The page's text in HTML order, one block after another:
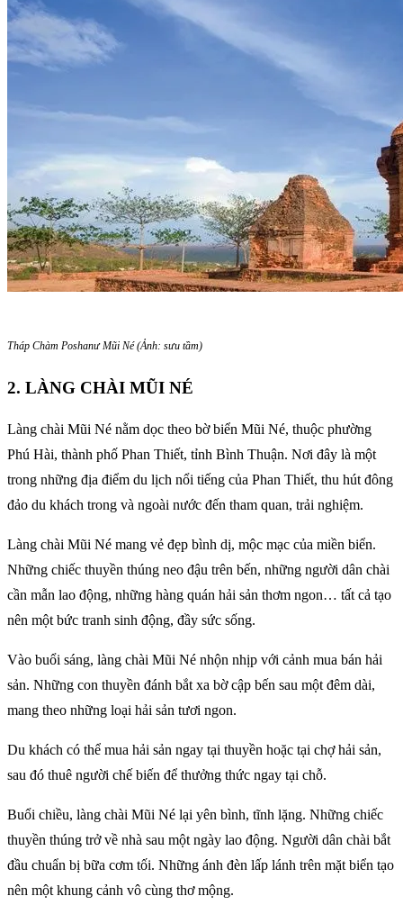
Tháp Chàm Poshanư Mũi Né (Ảnh: sưu tầm)
2. LÀNG CHÀI MŨI NÉ
Làng chài Mũi Né nằm dọc theo bờ biển Mũi Né, thuộc phường
Phú Hài, thành phố Phan Thiết, tỉnh Bình Thuận. Nơi đây là một
trong những địa điểm du lịch nổi tiếng của Phan Thiết, thu hút đông
đảo du khách trong và ngoài nước đến tham quan, trải nghiệm.
Làng chài Mũi Né mang vẻ đẹp bình dị, mộc mạc của miền biển.
Những chiếc thuyền thúng neo đậu trên bến, những người dân chài
cần mẫn lao động, những hàng quán hải sản thơm ngon… tất cả tạo
nên một bức tranh sinh động, đầy sức sống.
Vào buổi sáng, làng chài Mũi Né nhộn nhịp với cảnh mua bán hải
sản. Những con thuyền đánh bắt xa bờ cập bến sau một đêm dài,
mang theo những loại hải sản tươi ngon.
Du khách có thể mua hải sản ngay tại thuyền hoặc tại chợ hải sản,
sau đó thuê người chế biến để thưởng thức ngay tại chỗ.
Buổi chiều, làng chài Mũi Né lại yên bình, tĩnh lặng. Những chiếc
thuyền thúng trở về nhà sau một ngày lao động. Người dân chài bắt
đầu chuẩn bị bữa cơm tối. Những ánh đèn lấp lánh trên mặt biển tạo
nên một khung cảnh vô cùng thơ mộng.